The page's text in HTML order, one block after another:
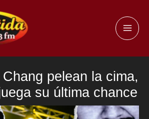
pelean la cima,
su última chance